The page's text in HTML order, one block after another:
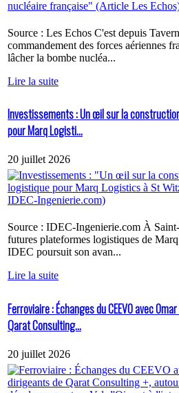
Source : Les Echos C'est depuis
commandement des forces aériennes
lâcher la bombe nucléa...
Lire la suite
Investissements : Un œil sur la
pour Marq Logisti...
20 juillet 2026
Source : IDEC-Ingenierie.com À
futures plateformes logistiques de
IDEC poursuit son avan...
Lire la suite
Ferroviaire : Échanges du CEEVO avec
Qarat Consulting...
20 juillet 2026